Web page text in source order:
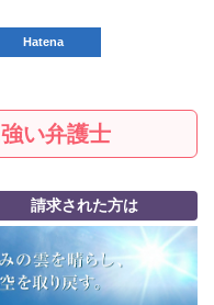
Hatena
い弁護士
請求された方は